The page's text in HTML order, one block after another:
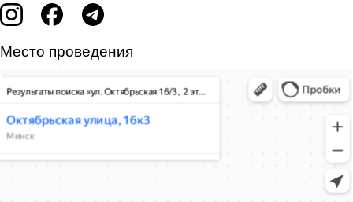
Место проведения